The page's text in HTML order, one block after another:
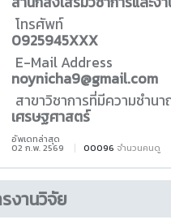
โทรศัพท์
0925945XXX
E-Mail Address
noynicha9@gmail.com
สาขาวิชาการที่มีความชำน
เศรษฐศาสตร์
อัพเดทล่าสุด
02 ก.พ. 2569 00096 จำนวนคนดู
งานวิจัย